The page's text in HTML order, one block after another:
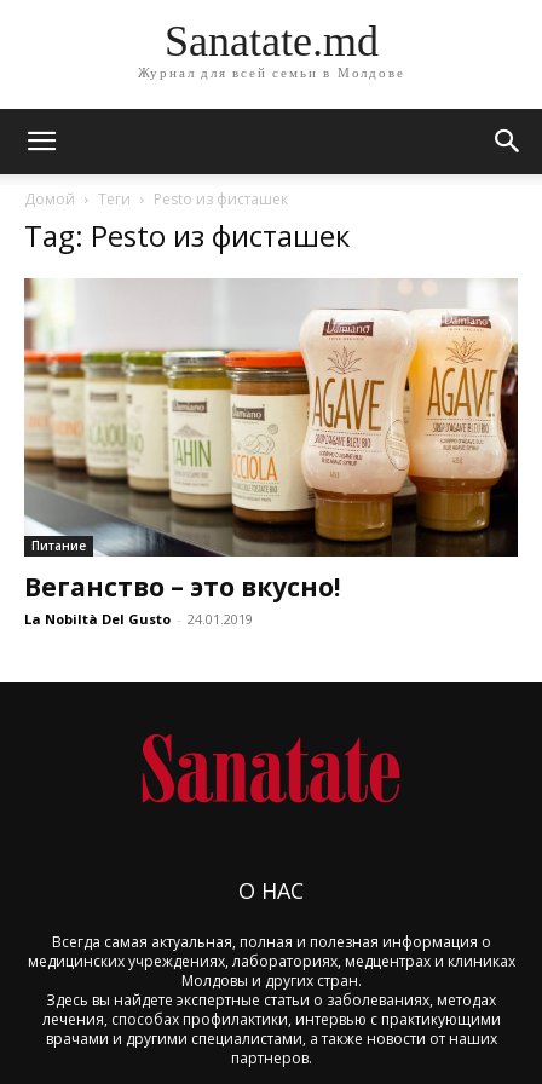
Sanatate.md
Журнал для всей семьи в Молдове
Домой Теги Pesto из фисташек
Tag: Pesto из фисташек
Питание
Веганство – это вкусно!
La Nobiltà Del Gusto - 24.01.2019
О НАС
Всегда самая актуальная, полная и полезная информация о
медицинских учреждениях, лабораториях, медцентрах и клиниках
Молдовы и других стран.
Здесь вы найдете экспертные статьи о заболеваниях, методах
лечения, способах профилактики, интервью с практикующими
врачами и другими специалистами, а также новости от наших
партнеров.